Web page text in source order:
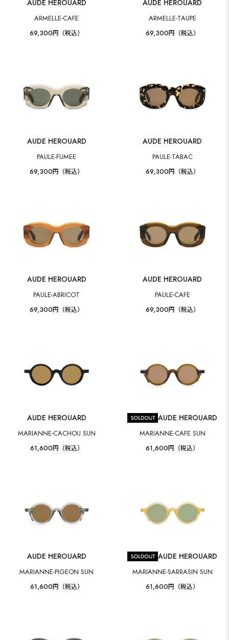
AUDE HEROUARD
ARMELLE-CAFE
69,300円（税込）
AUDE HEROUARD
ARMELLE-TAUPE
69,300円（税込）
AUDE HEROUARD
PAULE-FUMEE
69,300円（税込）
AUDE HEROUARD
PAULE-TABAC
69,300円（税込）
AUDE HEROUARD
PAULE-ABRICOT
69,300円（税込）
AUDE HEROUARD
PAULE-CAFE
69,300円（税込）
AUDE HEROUARD
MARIANNE-CACHOU SUN
61,600円（税込）
AUDE HEROUARD
MARIANNE-CAFE SUN
61,600円（税込）
AUDE HEROUARD
MARIANNE-PIGEON SUN
61,600円（税込）
AUDE HEROUARD
MARIANNE-SARRASIN SUN
61,600円（税込）